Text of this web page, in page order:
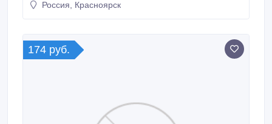
профессиям(квалификациям) Категория А1
Россия, Красноярск
174 руб.